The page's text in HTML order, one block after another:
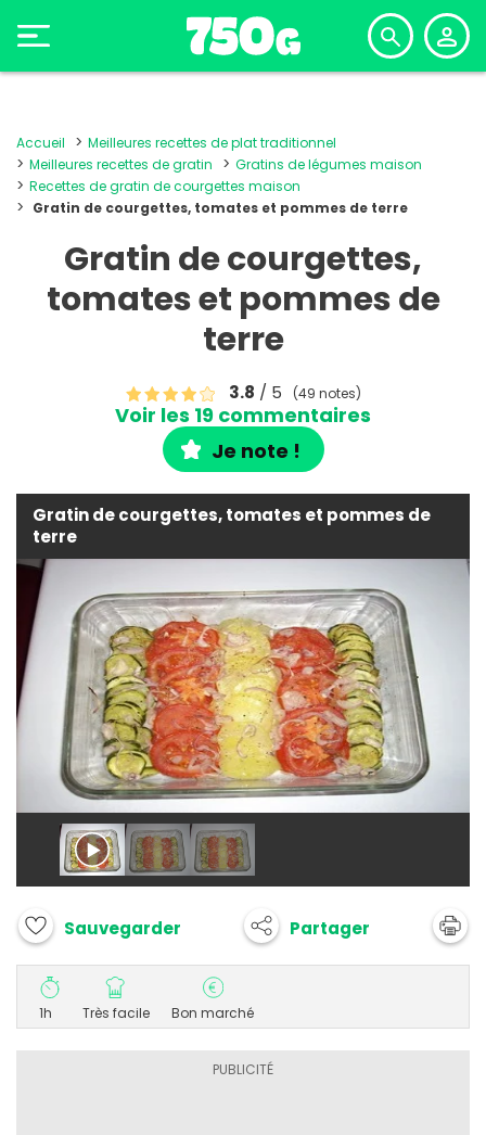
Accueil
Meilleures recettes de plat traditionnel
Meilleures recettes de gratin
Gratins de légumes maison
Recettes de gratin de courgettes maison
Gratin de courgettes, tomates et pommes de terre
Gratin de courgettes,
tomates et pommes de
terre
3.8 / 5 (49 notes)
Voir les 19 commentaires
Je note !
Gratin de courgettes, tomates et pommes de
terre
Sauvegarder Partager
1h Très facile Bon marché